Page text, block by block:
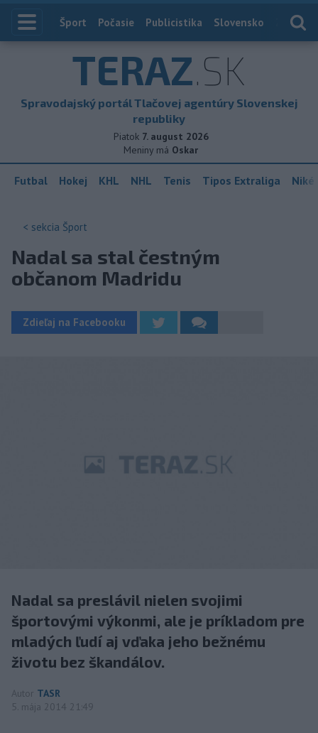
Index
Šport Počasie Publicistika Slovensko
TERAZ.SK
Spravodajský portál Tlačovej agentúry Slovenskej
republiky
Piatok 7. august 2026
Meniny má Oskar
Futbal Hokej KHL NHL Tenis Tipos Extraliga
< sekcia Šport
Nadal sa stal čestným
občanom Madridu
Zdieľaj na Facebooku
Nadal sa preslávil nielen svojimi
športovými výkonmi, ale je príkladom pre
mladých ľudí aj vďaka jeho bežnému
životu bez škandálov.
Autor TASR
5. mája 2014 21:49